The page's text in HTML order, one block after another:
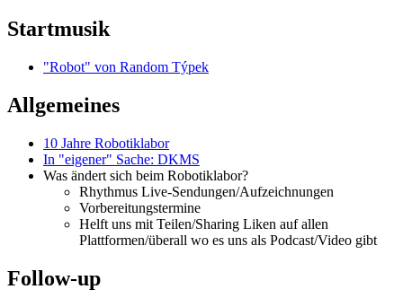
Startmusik
"Robot" von Random Týpek
Allgemeines
10 Jahre Robotiklabor
In "eigener" Sache: DKMS
Was ändert sich beim Robotiklabor?
Rhythmus Live-Sendungen/Aufzeichnungen
Vorbereitungstermine
Helft uns mit Teilen/Sharing Liken auf allen
Plattformen/überall wo es uns als Podcast/Video gibt
Follow-up